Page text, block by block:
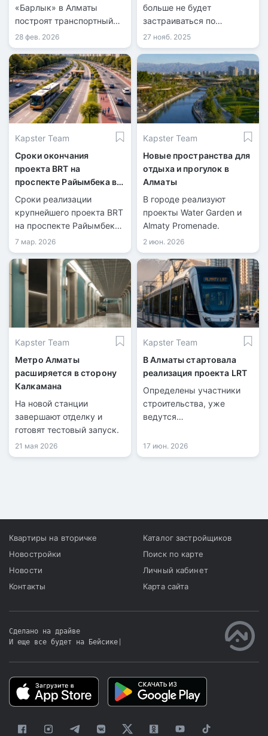
«Барлык» в Алматы
построят транспортный
узел.
28 фев. 2026
больше не будет
застраиваться по
прежним нормам.
27 нояб. 2025
Kapster Team
Сроки окончания
проекта BRT на
проспекте Райымбека в
Алматы
Сроки реализации
крупнейшего проекта BRT
на проспекте Райымбека
в Алматы снова
изменились.
7 мар. 2026
Kapster Team
Новые пространства для
отдыха и прогулок в
Алматы
В городе реализуют
проекты Water Garden и
Almaty Promenade.
2 июн. 2026
Kapster Team
Метро Алматы
расширяется в сторону
Калкамана
На новой станции
завершают отделку и
готовят тестовый запуск.
21 мая 2026
Kapster Team
В Алматы стартовала
реализация проекта LRT
Определены участники
строительства, уже
ведутся
17 июн. 2026
Квартиры на вторичке
Новостройки
Новости
Контакты
Каталог застройщиков
Поиск по карте
Личный кабинет
Карта сайта
Сделано на драйве
И еще все будет на Бейсике